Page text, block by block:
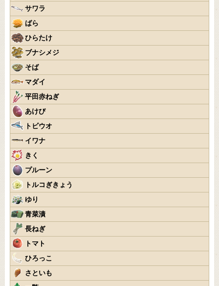
サワラ
ばら
ひらたけ
ブナシメジ
そば
マダイ
平田赤ねぎ
あけび
トビウオ
イワナ
きく
プルーン
トルコぎきょう
ゆり
青菜漬
長ねぎ
トマト
ひろっこ
さといも